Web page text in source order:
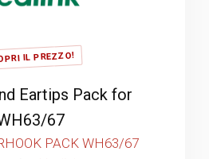
IL PREZZO!
Eartips Pack for
67
PACK WH63/67